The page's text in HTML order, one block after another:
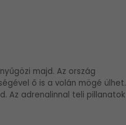
majd. Az ország
ő is a volán mögé ülhet.
Az adrenalinnal teli pillanatok